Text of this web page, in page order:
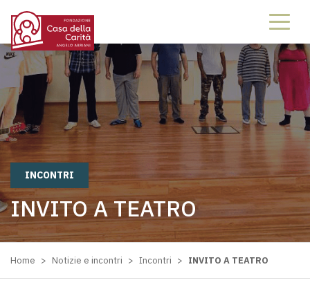
INCONTRI
INVITO A TEATRO
Home > Notizie e incontri > Incontri > INVITO A TEATRO